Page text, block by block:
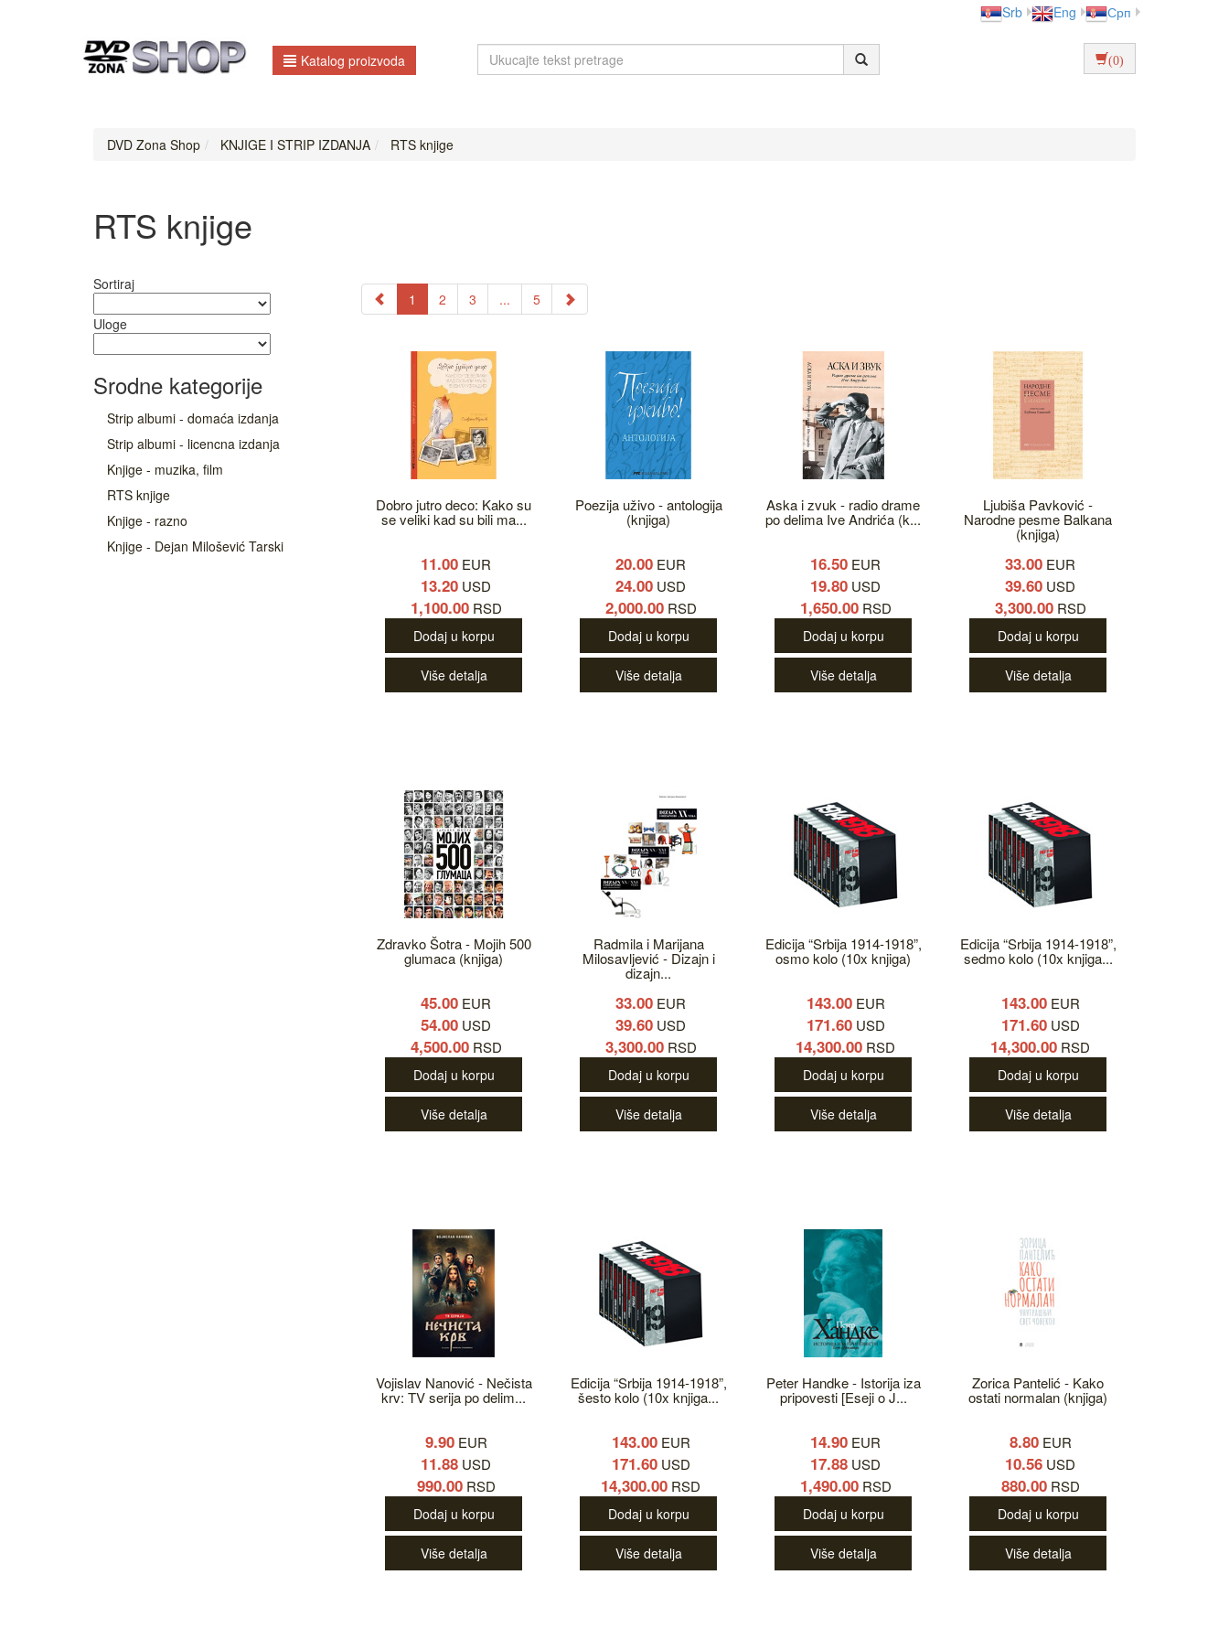
Srb Eng Срп
Katalog proizvoda (0)
DVD Zona Shop KNJIGE I STRIP IZDANJA RTS knjige
RTS knjige
Sortiraj
Uloge
Srodne kategorije
Strip albumi - domaća izdanja
Strip albumi - licencna izdanja
Knjige - muzika, film
RTS knjige
Knjige - razno
Knjige - Dejan Milošević Tarski
1 2 3 ... 5
Dobro jutro deco: Kako su
se veliki kad su bili ma...
11.00 EUR
13.20 USD
1,100.00RSD
Dodaj u korpu
Više detalja
Poezija uživo - antologija
(knjiga)
20.00 EUR
24.00 USD
2,000.00RSD
Dodaj u korpu
Više detalja
Aska i zvuk - radio drame
po delima Ive Andrića (k...
16.50 EUR
19.80 USD
1,650.00RSD
Dodaj u korpu
Više detalja
Ljubiša Pavković -
Narodne pesme Balkana
(knjiga)
33.00 EUR
39.60 USD
3,300.00RSD
Dodaj u korpu
Više detalja
Zdravko Šotra - Mojih 500
glumaca (knjiga)
45.00 EUR
54.00 USD
4,500.00RSD
Dodaj u korpu
Više detalja
Radmila i Marijana
Milosavljević - Dizajn i
dizajn...
33.00 EUR
39.60 USD
3,300.00RSD
Dodaj u korpu
Više detalja
Edicija “Srbija 1914-1918”,
osmo kolo (10x knjiga)
143.00EUR
171.60USD
14,300.00 RSD
Dodaj u korpu
Više detalja
Edicija “Srbija 1914-1918”,
sedmo kolo (10x knjiga...
143.00EUR
171.60USD
14,300.00 RSD
Dodaj u korpu
Više detalja
Vojislav Nanović - Nečista
krv: TV serija po delim...
9.90EUR
11.88 USD
990.00RSD
Dodaj u korpu
Više detalja
Edicija “Srbija 1914-1918”,
šesto kolo (10x knjiga...
143.00EUR
171.60USD
14,300.00 RSD
Dodaj u korpu
Više detalja
Peter Handke - Istorija iza
pripovesti [Eseji o J...
14.90 EUR
17.88 USD
1,490.00RSD
Dodaj u korpu
Više detalja
Zorica Pantelić - Kako
ostati normalan (knjiga)
8.80EUR
10.56 USD
880.00RSD
Dodaj u korpu
Više detalja